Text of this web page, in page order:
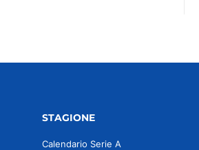
STAGIONE
Calendario Serie A